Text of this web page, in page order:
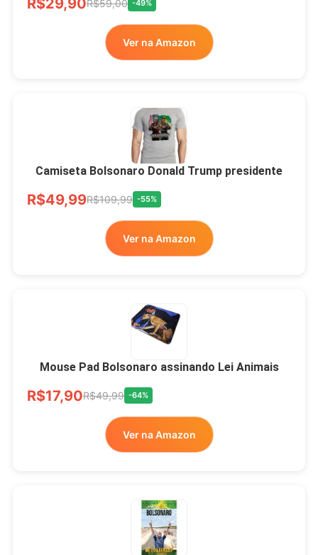
Ver no MERCADO
LIVRE
R$29,90R$59,00 -49%
Ver na Amazon
Camiseta Bolsonaro Donald Trump presidente
R$49,99R$109,99 -55%
Ver na Amazon
Mouse Pad Bolsonaro assinando Lei Animais
R$17,90R$49,99 -64%
Ver na Amazon